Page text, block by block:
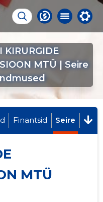
KIRURGIDE
MTÜ | Seire
Finantsid Seire
MTÜ